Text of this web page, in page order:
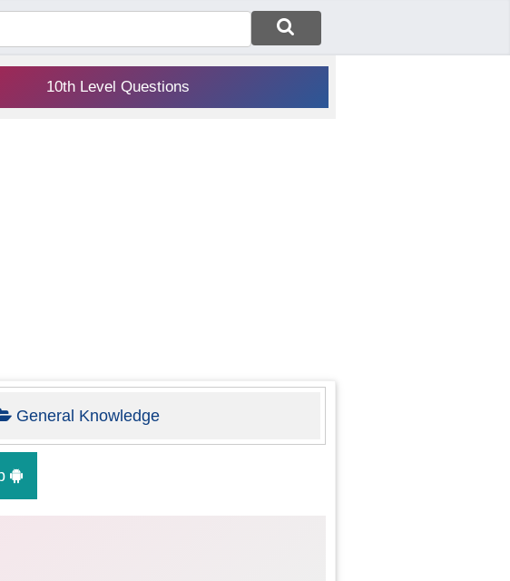
10th Level Questions
General Knowledge